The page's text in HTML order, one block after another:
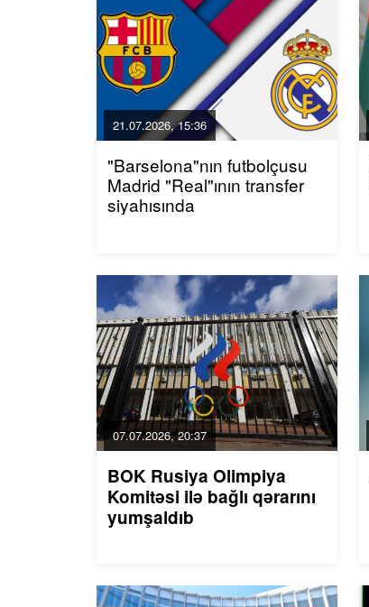
21.07.2026, 15:36
"Barselona"nın futbolçusu
Madrid "Real"ının transfer
siyahısında
07.07.2026, 20:37
BOK Rusiya Olimpiya
Komitəsi ilə bağlı qərarını
yumşaldıb